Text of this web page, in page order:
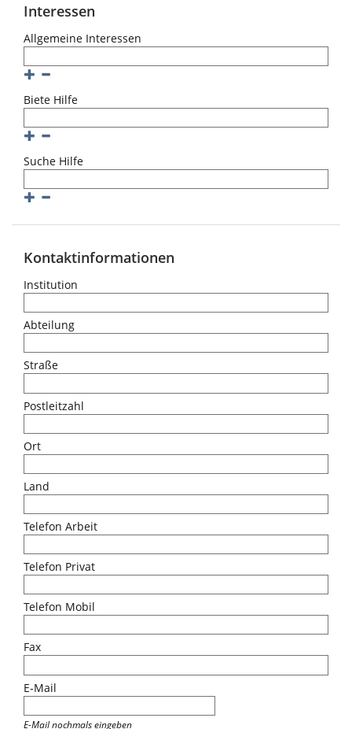
Interessen
Allgemeine Interessen
Hinzufügen
Entfernen
Biete Hilfe
Hinzufügen
Entfernen
Suche Hilfe
Hinzufügen
Entfernen
Kontaktinformationen
Institution
Abteilung
Straße
Postleitzahl
Ort
Land
Telefon Arbeit
Telefon Privat
Telefon Mobil
Fax
E-Mail
E-Mail nochmals eingeben